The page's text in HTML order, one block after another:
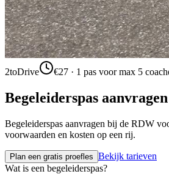
2toDrive €27 · 1 pas voor max 5
Begeleiderspas
Begeleiderspas aanvragen bij de RDW
voorwaarden en kosten op een rij.
Plan een gratis proefles Bekijk tarieven
Wat is een begeleiderspas?